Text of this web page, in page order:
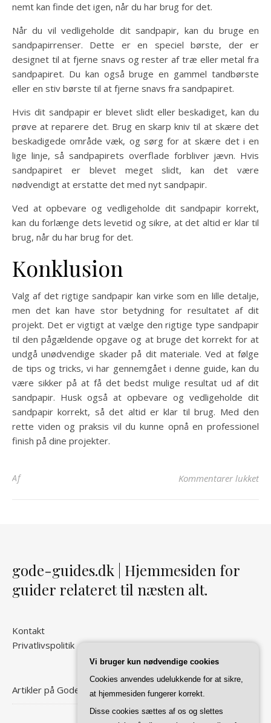
nemt kan finde det igen, når du har brug for det.
Når du vil vedligeholde dit sandpapir, kan du bruge en
sandpapirrenser. Dette er en speciel børste, der er
designet til at fjerne snavs og rester af træ eller metal fra
sandpapiret. Du kan også bruge en gammel tandbørste
eller en stiv børste til at fjerne snavs fra sandpapiret.
Hvis dit sandpapir er blevet slidt eller beskadiget, kan du
prøve at reparere det. Brug en skarp kniv til at skære det
beskadigede område væk, og sørg for at skære det i en
lige linje, så sandpapirets overflade forbliver jævn. Hvis
sandpapiret er blevet meget slidt, kan det være
nødvendigt at erstatte det med nyt sandpapir.
Ved at opbevare og vedligeholde dit sandpapir korrekt,
kan du forlænge dets levetid og sikre, at det altid er klar til
brug, når du har brug for det.
Konklusion
Valg af det rigtige sandpapir kan virke som en lille detalje,
men det kan have stor betydning for resultatet af dit
projekt. Det er vigtigt at vælge den rigtige type sandpapir
til den pågældende opgave og at bruge det korrekt for at
undgå unødvendige skader på dit materiale. Ved at følge
de tips og tricks, vi har gennemgået i denne guide, kan du
være sikker på at få det bedst mulige resultat ud af dit
sandpapir. Husk også at opbevare og vedligeholde dit
sandpapir korrekt, så det altid er klar til brug. Med den
rette viden og praksis vil du kunne opnå en professionel
finish på dine projekter.
Af Kommentarer lukkettil
gode-guides.dk | Hjemmesiden for
guider relateret til næsten alt.
Kontakt
Privatlivspolitik
Artikler på Gode Guides
Vi bruger kun nødvendige cookies
Cookies anvendes udelukkende for at sikre,
at hjemmesiden fungerer korrekt.
Disse cookies sættes af os og slettes